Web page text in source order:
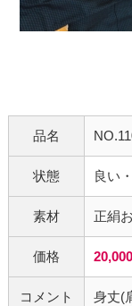
品名
状態 良い
素材 正絹
価格
コメント
身丈(